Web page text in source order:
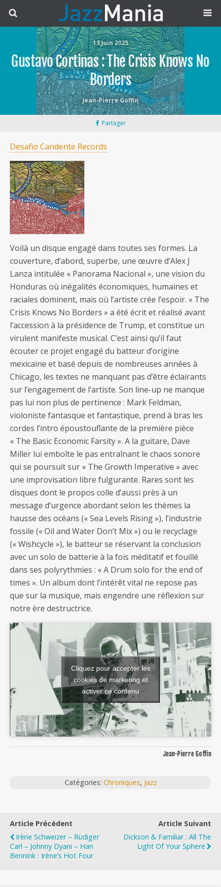
13 Juin 2025
Gustavo Cortinas : The Crisis Knows No
Borders
Jean-Pierre Goffin
Partager
Desafio Candente Records
Voilà un disque engagé dans toutes ses formes. La
couverture, d’abord, superbe, une œuvre d’Alex J
Lanza intitulée « Panorama Nacional », une vision du
Honduras où inégalités économiques, humaines et
raciales dominent, mais où l’artiste crée l’espoir. « The
Crisis Knows No Borders » a été écrit et réalisé avant
l’accession à la présidence de Trump, et constitue un
virulent manifeste musical. C’est ainsi qu’il faut
écouter ce projet engagé du batteur d’origine
mexicaine et basé depuis de nombreuses années à
Chicago, les textes ne manquant pas d’être éclairants
sur l’engagement de l’artiste. Son line-up ne manque
pas lui non plus de pertinence : Mark Feldman,
violoniste fantasque et fantastique, prend à bras les
cordes l’intro époustouflante de la première pièce
« The Basic Economic Farsity ». A la guitare, Dave
Miller lui emboîte le pas entraînant le chaos sonore
qui se poursuit sur « The Growth Imperative » avec
une improvisation libre fulgurante. Rares sont les
disques dont le propos colle d’aussi près à un
message d’urgence abordant selon les thèmes la
hausse des océans (« Sea Levels Rising »), l’industrie
fossile (« Oil and Water Don’t Mix ») ou le recyclage
(« Wishcycle »), le batteur se réservant la conclusion
avec un solo de batterie à la fois méditatif et fouillé
dans ses polyrythmies : « A Drum solo for the end of
times ». Un album dont l’intérêt vital ne repose pas
que sur la musique, mais engendre une réflexion sur
notre ère destructrice.
Cliquez pour accepter les
cookies de marketing et
activer ce contenu
Jean-Pierre Goffin
Catégories: Chroniques, Jazz
Article Précédent
Irène Schweizer – Rüdiger
Carl – Johnny Dyani – Han
Bennink : Irène’s Hot Four
Article Suivant
Dickson & Familiar : All The
Light Of Your Sphere